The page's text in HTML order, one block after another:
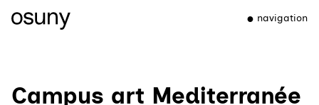
navigation
Campus art Mediterranée